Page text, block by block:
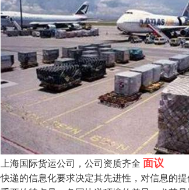
上海国际货运公司，公司资质齐全 面议
快递的信息化要求决定其先进性，对信息的